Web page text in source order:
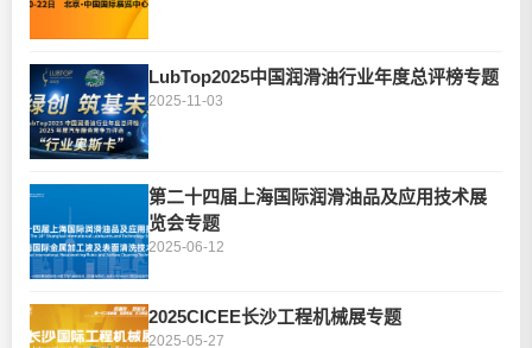
LubTop2025中国润滑油行业年度总评榜专题
2025-11-03
第二十四届上海国际润滑油品及应用技术展
览会专题
2025-06-12
2025CICEE长沙工程机械展专题
2025-05-27